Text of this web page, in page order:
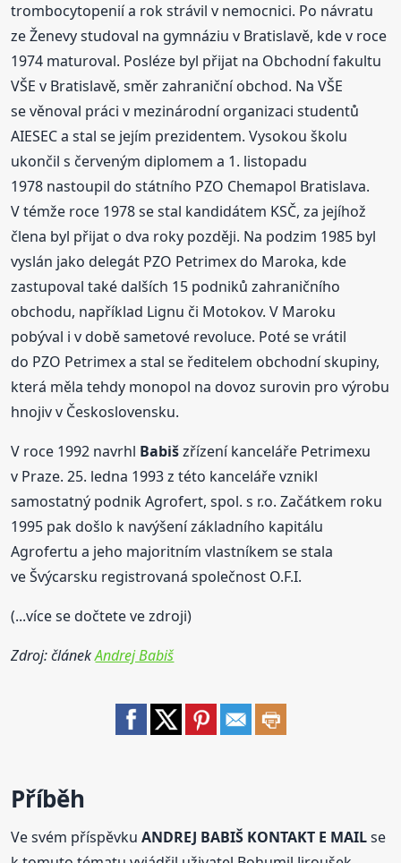
trombocytopenií a rok strávil v nemocnici. Po návratu
ze Ženevy studoval na gymnáziu v Bratislavě, kde v roce
1974 maturoval. Posléze byl přijat na Obchodní fakultu
VŠE v Bratislavě, směr zahraniční obchod. Na VŠE
se věnoval práci v mezinárodní organizaci studentů
AIESEC a stal se jejím prezidentem. Vysokou školu
ukončil s červeným diplomem a 1. listopadu
1978 nastoupil do státního PZO Chemapol Bratislava.
V témže roce 1978 se stal kandidátem KSČ, za jejíhož
člena byl přijat o dva roky později. Na podzim 1985 byl
vyslán jako delegát PZO Petrimex do Maroka, kde
zastupoval také dalších 15 podniků zahraničního
obchodu, například Lignu či Motokov. V Maroku
pobýval i v době sametové revoluce. Poté se vrátil
do PZO Petrimex a stal se ředitelem obchodní skupiny,
která měla tehdy monopol na dovoz surovin pro výrobu
hnojiv v Československu.
V roce 1992 navrhl Babišzřízení kanceláře Petrimexu
v Praze. 25. ledna 1993 z této kanceláře vznikl
samostatný podnik Agrofert, spol. s r.o. Začátkem roku
1995 pak došlo k navýšení základního kapitálu
Agrofertu a jeho majoritním vlastníkem se stala
ve Švýcarsku registrovaná společnost O.F.I.
(...více se dočtete ve zdroji)
Zdroj: článekAndrej Babiš
Příběh
Ve svém příspěvkuANDREJ BABIŠ KONTAKT E MAILse